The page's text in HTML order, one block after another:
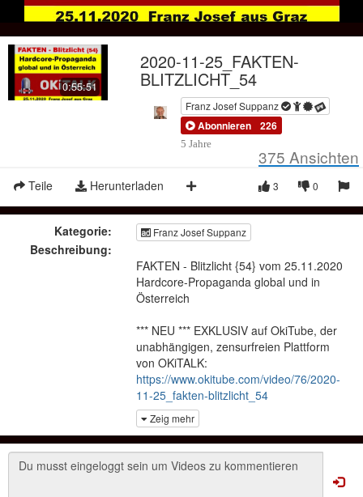
0:55:51
2020-11-25_FAKTEN-
BLITZLICHT_54
Franz Josef Suppanz
Abonnieren 226
5 Jahre
375 Ansichten
Teile Herunterladen 0
3
Kategorie: Franz Josef Suppanz
Beschreibung:
FAKTEN - Blitzlicht {54} vom 25.11.2020
Hardcore-Propaganda global und in
Österreich
*** NEU *** EXKLUSIV auf OkiTube, der
unabhängigen, zensurfreien Plattform
von OKiTALK:
https://www.okitube.com/video/76/2020-
11-25_fakten-blitzlicht_54
1 STOP5G Petition auf EU Ebene -
BITTE UNTERSCHREIEBN
https://www.europarl.europa.eu/petitions/
2 Soros,Gates,FB,Google, 1100
Zeig mehr